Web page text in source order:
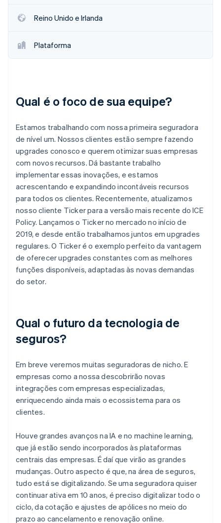
Reino Unido e Irlanda
Plataforma
Qual é o foco de sua equipe?
Estamos trabalhando com nossa primeira seguradora
de nível um. Nossos clientes estão sempre fazendo
upgrades conosco e querem otimizar suas empresas
com novos recursos. Dá bastante trabalho
implementar essas inovações, e estamos
acrescentando e expandindo incontáveis recursos
para todos os clientes. Recentemente, atualizamos
nosso cliente Ticker para a versão mais recente do ICE
Policy. Lançamos o Ticker no mercado no início de
2019, e desde então trabalhamos juntos em upgrades
regulares. O Ticker é o exemplo perfeito da vantagem
de oferecer upgrades constantes com as melhores
funções disponíveis, adaptadas às novas demandas
do setor.
Qual o futuro da tecnologia de
seguros?
Em breve veremos muitas seguradoras de nicho. E
empresas como a nossa descobrirão novas
integrações com empresas especializadas,
enriquecendo ainda mais o ecossistema para os
clientes.
Houve grandes avanços na IA e no machine learning,
que já estão sendo incorporados às plataformas
centrais das empresas. É daí que virão as grandes
mudanças. Outro aspecto é que, na área de seguros,
tudo está se digitalizando. Se uma seguradora quiser
continuar ativa em 10 anos, é preciso digitalizar todo o
ciclo, da cotação e ajustes de apólices no meio do
prazo ao cancelamento e renovação online.